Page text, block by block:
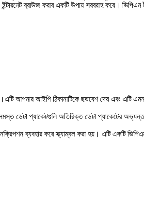
ব্রাউজ করার একটি উপায় সরবরাহ করে।
আপনার আইপি ঠিকানাটিকে ছদ্মবেশ দেয় এবং এটি
সমস্ত ডেটা প্যাকেটগুলি অতিরিক্ত ডেটা প্যাকেটের
ব্যবহার করে স্ক্যাম্বল করা হয়। এটি একটি